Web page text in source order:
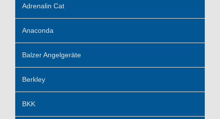
Adrenalin Cat
Anaconda
Balzer Angelgeräte
Berkley
BKK